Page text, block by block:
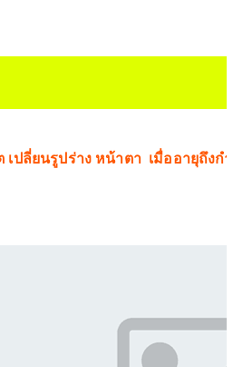
เปลี่ยนรูปร่าง หน้าตา เมื่ออายุถึง